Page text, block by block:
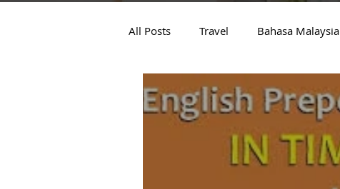
All Posts Travel Bahasa Malaysia
News & Events